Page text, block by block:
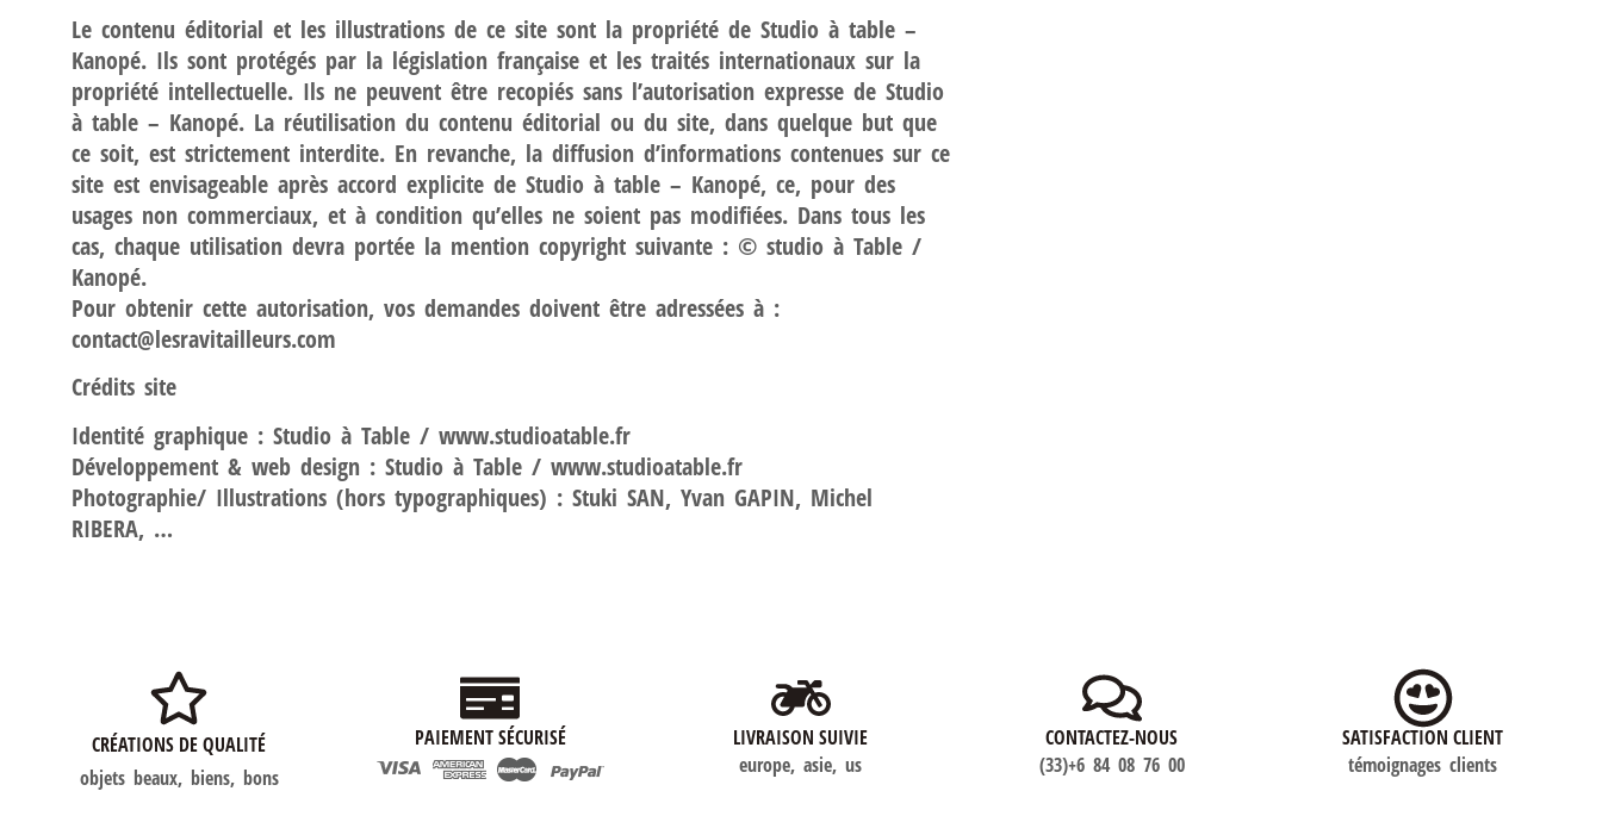
Le contenu éditorial et les illustrations de ce site sont la propriété de Studio à table –
Kanopé. Ils sont protégés par la législation française et les traités internationaux sur la
propriété intellectuelle. Ils ne peuvent être recopiés sans l’autorisation expresse de Studio
à table – Kanopé. La réutilisation du contenu éditorial ou du site, dans quelque but que
ce soit, est strictement interdite. En revanche, la diffusion d’informations contenues sur ce
site est envisageable après accord explicite de Studio à table – Kanopé, ce, pour des
usages non commerciaux, et à condition qu’elles ne soient pas modifiées. Dans tous les
cas, chaque utilisation devra portée la mention copyright suivante : © studio à Table /
Kanopé.
Pour obtenir cette autorisation, vos demandes doivent être adressées à :
contact@lesravitailleurs.com
Crédits site
Identité graphique : Studio à Table / www.studioatable.fr
Développement & web design : Studio à Table / www.studioatable.fr
Photographie/ Illustrations (hors typographiques) : Stuki SAN, Yvan GAPIN, Michel
RIBERA, …
CRÉATIONS DE QUALITÉ
objets beaux, biens, bons
PAIEMENT SÉCURISÉ
LIVRAISON SUIVIE
europe, asie, us
CONTACTEZ-NOUS
(33)+6 84 08 76 00
SATISFACTION CLIENT
témoignages clients